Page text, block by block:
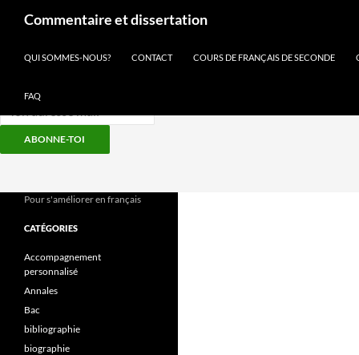
ABONNE-TOI
contenu
Commentaire et dissertation
QUI SOMMES-NOUS? CONTACT COURS DE FRANÇAIS DE SECONDE
FAQ
Pour s'améliorer en français
CATÉGORIES
Accompagnement
personnalisé
Annales
Bac
bibliographie
biographie